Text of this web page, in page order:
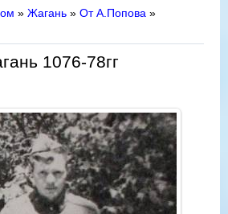
» Жагань » От А.Попова »
1076-78гг